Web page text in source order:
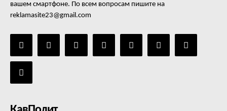
вашем смартфоне. По всем вопросам пишите на
reklamasite23@gmail.com